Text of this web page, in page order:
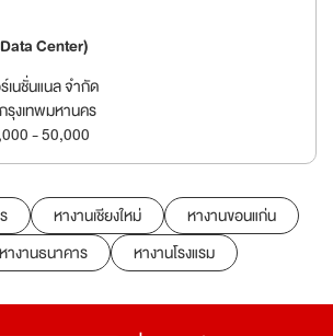
Center)
เนชั่นแนล จำกัด
กรุงเทพมหานคร
- 50,000
หางานเชียงใหม่
หางานขอนแก่น
หางานธนาคาร หางานโรงแรม